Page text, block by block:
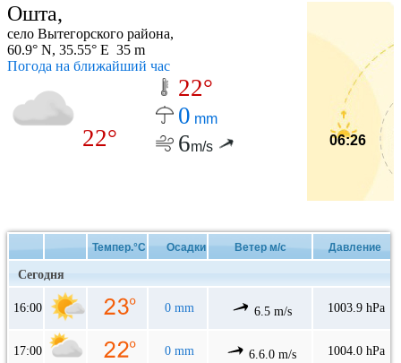
Ошта,
село Вытегорского района,
60.9° N, 35.55° E 35 m
Погода на ближайший час
22°
22°
0 mm
6m/s 06:26
Темпер.°C Осадки Ветер м/с Давление
Сегодня
16:00 0 mm 6.5 m/s 1003.9 hPa
17:00 0 mm 6.6.0 m/s 1004.0 hPa